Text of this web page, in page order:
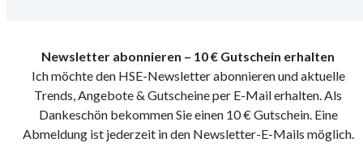
Newsletter abonnieren – 10 € Gutschein erhalten
Ich möchte den HSE-Newsletter abonnieren und aktuelle
Trends, Angebote & Gutscheine per E-Mail erhalten. Als
Dankeschön bekommen Sie einen 10 € Gutschein. Eine
Abmeldung ist jederzeit in den Newsletter-E-Mails möglich.